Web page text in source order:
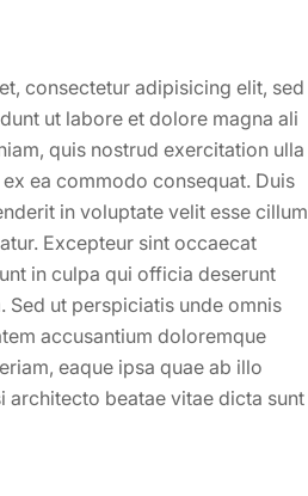
consectetur adipisicing elit, sed
ut labore et dolore magna ali
quis nostrud exercitation ulla
ea commodo consequat. Duis
in voluptate velit esse cillum
Excepteur sint occaecat
in culpa qui officia deserunt
Sed ut perspiciatis unde omnis
accusantium doloremque
eaque ipsa quae ab illo
architecto beatae vitae dicta sunt